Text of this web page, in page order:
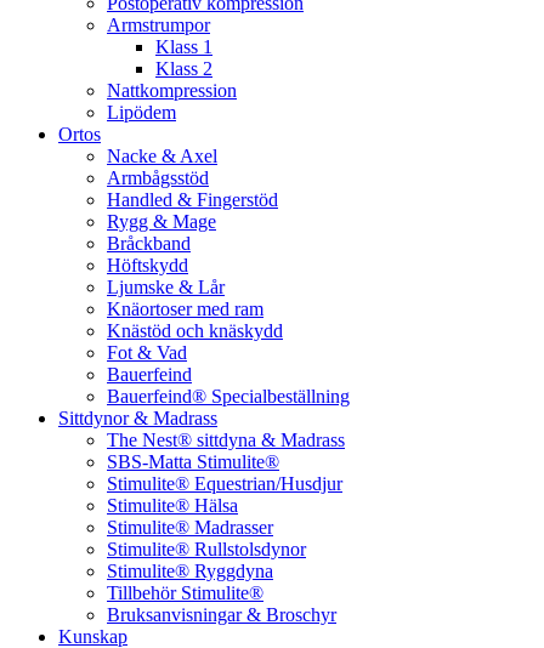
Armstrumpor
Klass 1
Klass 2
Nattkompression
Lipödem
Ortos
Nacke & Axel
Armbågsstöd
Handled & Fingerstöd
Rygg & Mage
Bråckband
Höftskydd
Ljumske & Lår
Knäortoser med ram
Knästöd och knäskydd
Fot & Vad
Bauerfeind
Bauerfeind® Specialbeställning
Sittdynor & Madrass
The Nest® sittdyna & Madrass
SBS-Matta Stimulite®
Stimulite® Equestrian/Husdjur
Stimulite® Hälsa
Stimulite® Madrasser
Stimulite® Rullstolsdynor
Stimulite® Ryggdyna
Tillbehör Stimulite®
Bruksanvisningar & Broschyr
Kunskap